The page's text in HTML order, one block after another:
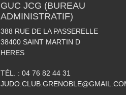
GUC JCG (BUREAU
ADMINISTRATIF)
388 RUE DE LA PASSERELLE
38400 SAINT MARTIN D
HERES
TÉL. : 04 76 82 44 31